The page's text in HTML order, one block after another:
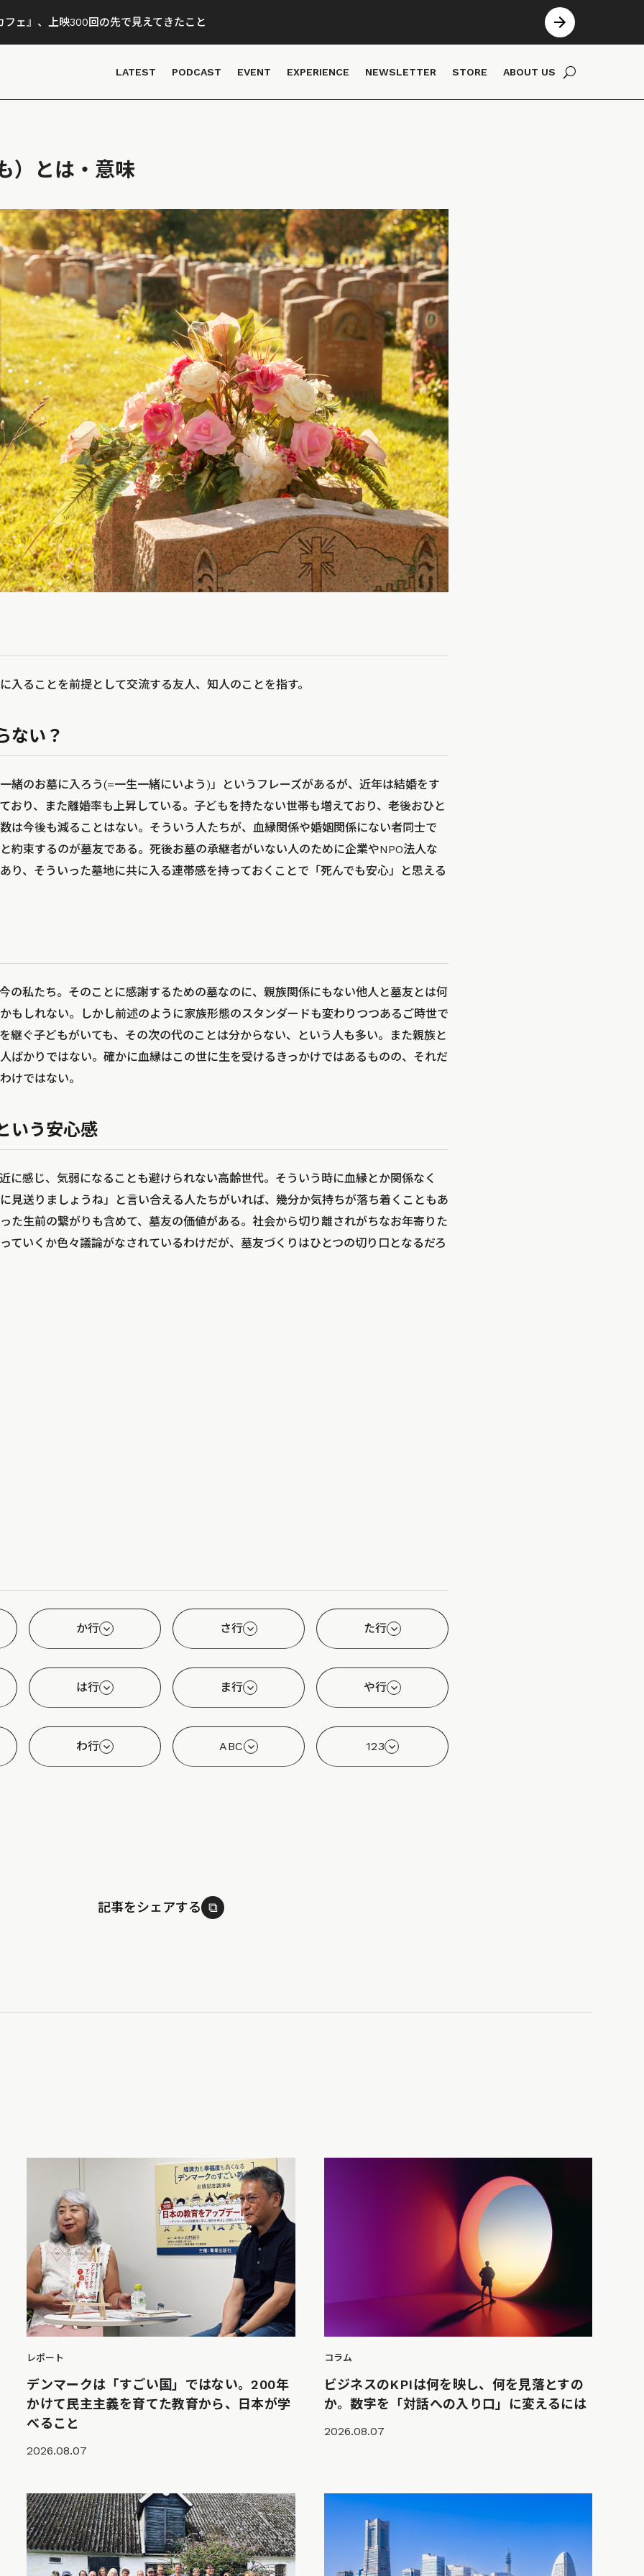
フェ』、上映300回の先で見えてきたこと
LATEST PODCAST EVENT EXPERIENCE NEWSLETTER STORE ABOUT US
）とは・意味
入ることを前提として交流する友人、知人のことを指す。
ない？
緒のお墓に入ろう(=一生一緒にいよう)」というフレーズがあるが、近年は結婚をす
おり、また離婚率も上昇している。子どもを持たない世帯も増えており、老後おひと
は今後も減ることはない。そういう人たちが、血縁関係や婚姻関係にない者同士で
約束するのが墓友である。死後お墓の承継者がいない人のために企業やNPO法人な
り、そういった墓地に共に入る連帯感を持っておくことで「死んでも安心」と思える
の私たち。そのことに感謝するための墓なのに、親族関係にもない他人と墓友とは何
もしれない。しかし前述のように家族形態のスタンダードも変わりつつあるご時世で
継ぐ子どもがいても、その次の代のことは分からない、という人も多い。また親族と
ばかりではない。確かに血縁はこの世に生を受けるきっかけではあるものの、それだ
けではない。
いう安心感
に感じ、気弱になることも避けられない高齢世代。そういう時に血縁とか関係なく
に見送りましょうね」と言い合える人たちがいれば、幾分か気持ちが落ち着くこともあ
た生前の繋がりも含めて、墓友の価値がある。社会から切り離されがちなお年寄りた
ていくか色々議論がなされているわけだが、墓友づくりはひとつの切り口となるだろ
か行 さ行 た行
は行 ま行 や行
わ行 ABC 123
記事をシェアする ⧉
レポート
デンマークは「すごい国」ではない。200年
かけて民主主義を育てた教育から、日本が学
べること
2026.08.07
コラム
ビジネスのKPIは何を映し、何を見落とすの
か。数字を「対話への入り口」に変えるには
2026.08.07